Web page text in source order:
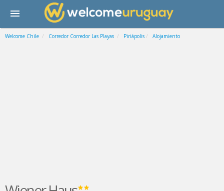
Welcome Chile Corredor Corredor Las Playas Piriápolis Alojamiento